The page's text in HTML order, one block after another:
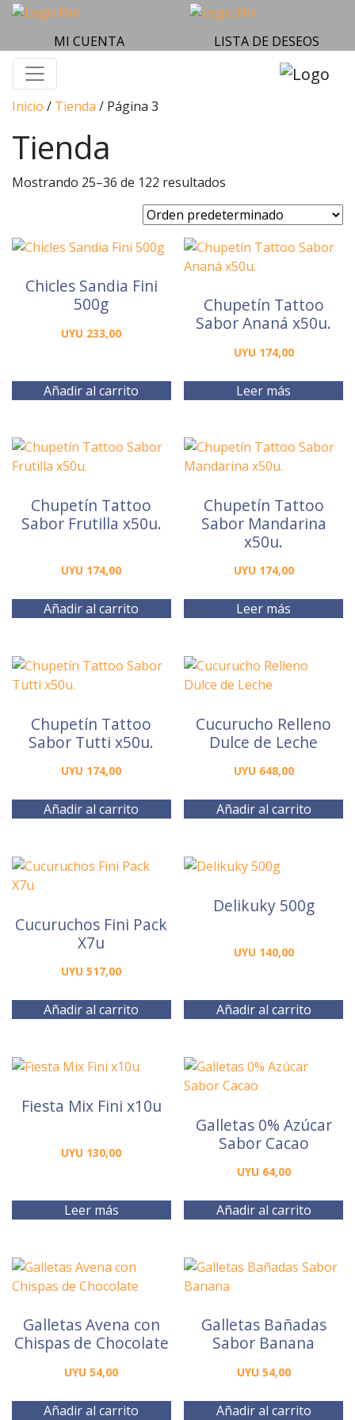
MI CUENTA LISTA DE DESEOS
Inicio / Tienda / Página 3
Tienda
Mostrando 25–36 de 122 resultados
Chicles Sandia Fini
500g
UYU 233,00
Añadir al carrito
Chupetín Tattoo
Sabor Ananá x50u.
UYU 174,00
Leer más
Chupetín Tattoo
Sabor Frutilla x50u.
UYU 174,00
Añadir al carrito
Chupetín Tattoo
Sabor Mandarina
x50u.
UYU 174,00
Leer más
Chupetín Tattoo
Sabor Tutti x50u.
UYU 174,00
Añadir al carrito
Cucurucho Relleno
Dulce de Leche
UYU 648,00
Añadir al carrito
Cucuruchos Fini Pack
X7u
UYU517,00
Añadir al carrito
Delikuky 500g
UYU 140,00
Añadir al carrito
Fiesta Mix Fini x10u
UYU 130,00
Leer más
Galletas 0% Azúcar
Sabor Cacao
UYU 64,00
Añadir al carrito
Galletas Avena con
Chispas de Chocolate
UYU54,00
Añadir al carrito
Galletas Bañadas
Sabor Banana
UYU 54,00
Añadir al carrito